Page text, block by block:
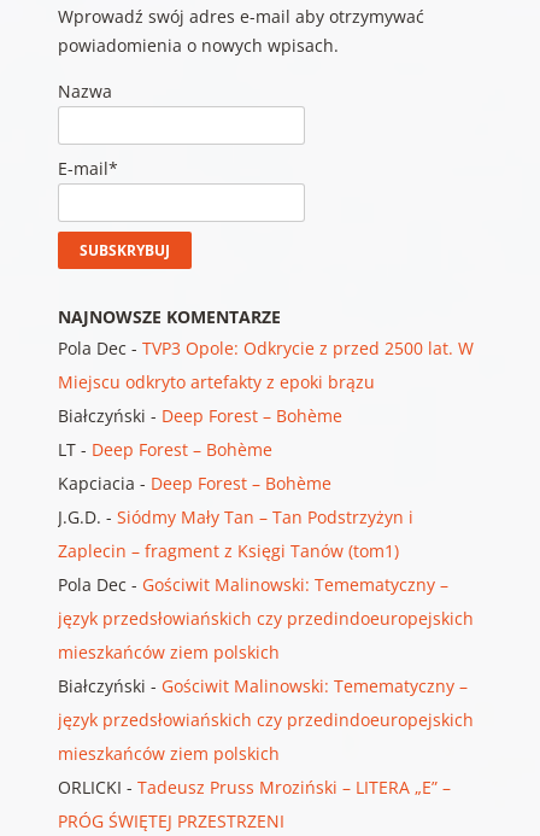
Wprowadź swój adres e-mail aby otrzymywać
powiadomienia o nowych wpisach.
Nazwa
E-mail*
NAJNOWSZE KOMENTARZE
Pola Dec - TVP3 Opole: Odkrycie z przed 2500 lat. W
Miejscu odkryto artefakty z epoki brązu
Białczyński - Deep Forest – Bohème
LT- Deep Forest – Bohème
Kapciacia - Deep Forest – Bohème
J.G.D. - Siódmy Mały Tan – Tan Podstrzyżyn i
Zaplecin – fragment z Księgi Tanów (tom1)
Pola Dec - Gościwit Malinowski: Temematyczny –
język przedsłowiańskich czy przedindoeuropejskich
mieszkańców ziem polskich
Białczyński - Gościwit Malinowski: Temematyczny –
język przedsłowiańskich czy przedindoeuropejskich
mieszkańców ziem polskich
ORLICKI - Tadeusz Pruss Mroziński – LITERA „E” –
PRÓG ŚWIĘTEJ PRZESTRZENI